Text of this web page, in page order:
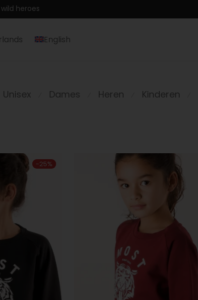
heroes
English
Unisex Dames Heren Kinderen
-25%